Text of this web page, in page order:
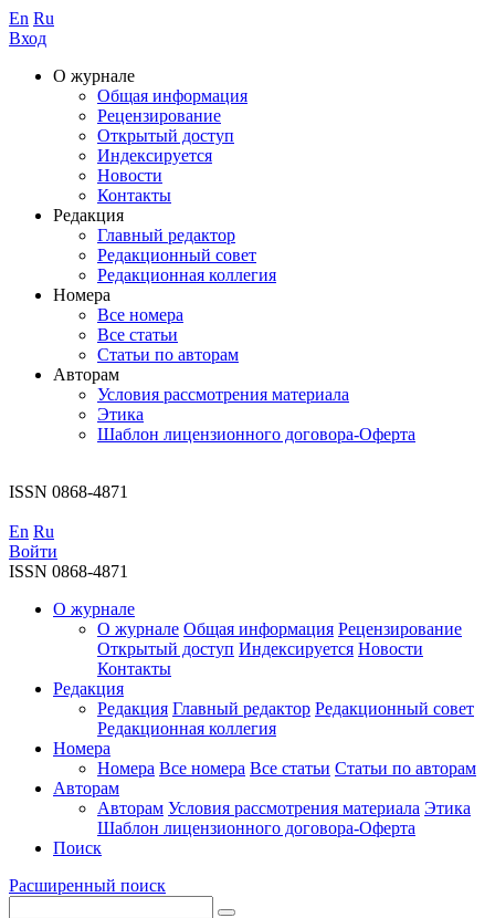
En Ru
Вход
О журнале
Общая информация
Рецензирование
Открытый доступ
Индексируется
Новости
Контакты
Редакция
Главный редактор
Редакционный совет
Редакционная коллегия
Номера
Все номера
Все статьи
Статьи по авторам
Авторам
Условия рассмотрения материала
Этика
Шаблон лицензионного договора-Оферта
ISSN 0868-4871
En Ru
Войти
ISSN 0868-4871
О журнале
О журнале Общая информация Рецензирование
Открытый доступ Индексируется Новости
Контакты
Редакция
Редакция Главный редактор Редакционный совет
Редакционная коллегия
Номера
Номера Все номера Все статьи Статьи по авторам
Авторам
Авторам Условия рассмотрения материала Этика
Шаблон лицензионного договора-Оферта
Поиск
Расширенный поиск